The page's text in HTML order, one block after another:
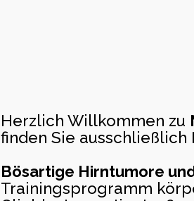
Herzlich Willkommen zu
finden Sie
Bösartige Hirntumore
Trainingsprogramm